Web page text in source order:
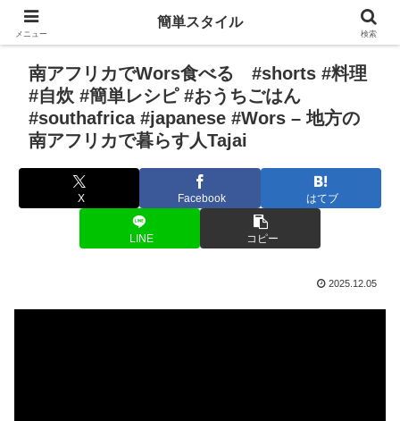
南アフリカでWors食べる #shorts #料理
#自炊 #簡単レシピ #おうちごはん
#southafrica #japanese #Wors – 地方の
南アフリカで暮らす人Tajai
X Facebook はてブ
LINE コピー
2025.12.05
メニュー
簡単スタイル
検索